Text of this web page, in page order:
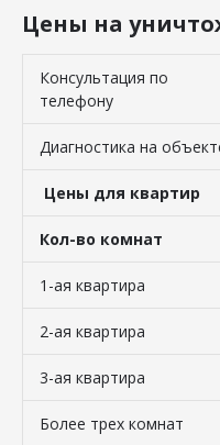
Цены на
Консультация по
телефону
Диагностика на
Цены для квартир
Кол-во комнат
1-ая квартира
2-ая квартира
3-ая квартира
Более трех комнат